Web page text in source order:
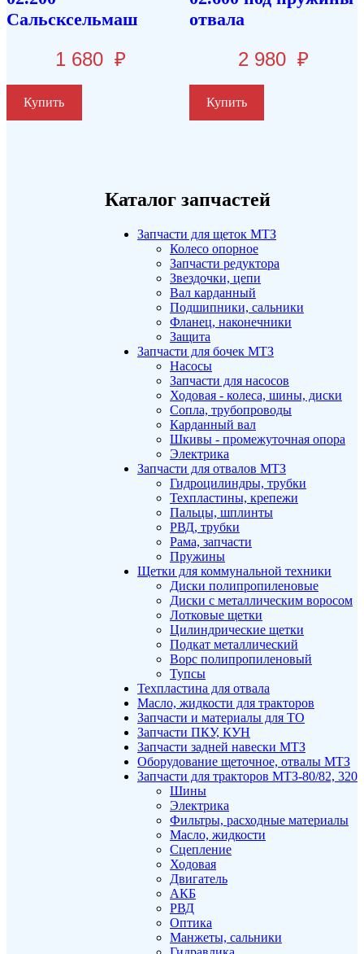
Сальсксельмаш
1 680 ₽
Купить
отвала
2 980 ₽
Купить
Каталог запчастей
Запчасти для щеток МТЗ
Колесо опорное
Запчасти редуктора
Звездочки, цепи
Вал карданный
Подшипники, сальники
Фланец, наконечники
Защита
Запчасти для бочек МТЗ
Насосы
Запчасти для насосов
Ходовая - колеса, шины, диски
Сопла, трубопроводы
Карданный вал
Шкивы - промежуточная опора
Электрика
Запчасти для отвалов МТЗ
Гидроцилиндры, трубки
Техпластины, крепежи
Пальцы, шплинты
РВД, трубки
Рама, запчасти
Пружины
Щетки для коммунальной техники
Диски полипропиленовые
Диски с металлическим воросом
Лотковые щетки
Цилиндрические щетки
Подкат металлический
Ворс полипропиленовый
Тупсы
Техпластина для отвала
Масло, жидкости для тракторов
Запчасти и материалы для ТО
Запчасти ПКУ, КУН
Запчасти задней навески МТЗ
Оборудование щеточное, отвалы МТЗ
Запчасти для тракторов МТЗ-80/82, 320
Шины
Электрика
Фильтры, расходные материалы
Масло, жидкости
Сцепление
Ходовая
Двигатель
АКБ
РВД
Оптика
Манжеты, сальники